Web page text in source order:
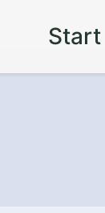
Start